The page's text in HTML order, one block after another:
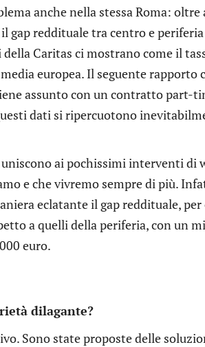
anche nella stessa Roma: oltre
gap reddituale tra centro e
Caritas ci mostrano come il
europea. Il seguente rapporto
assunto con un contratto part-
dati si ripercuotono
ai pochissimi interventi di
e che vivremo sempre di più.
eclatante il gap reddituale,
a quelli della periferia, con un
euro.
dilagante?
Sono state proposte delle